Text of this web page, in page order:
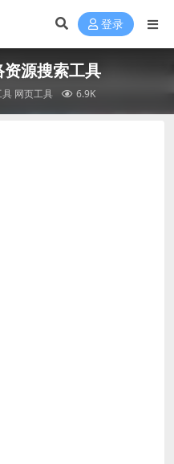
登录
源搜索工具
网页工具 6.9K